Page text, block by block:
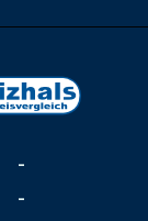
-
-